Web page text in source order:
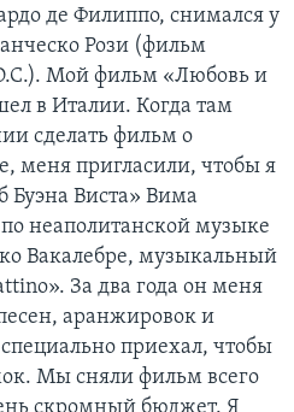
де Филиппо, снимался у
Рози (фильм
Мой фильм «Любовь и
в Италии. Когда там
сделать фильм о
меня пригласили, чтобы я
Буэна Виста» Вима
неаполитанской музыке
Вакалебре, музыкальный
За два года он меня
аранжировок и
приехал, чтобы
Мы сняли фильм всего